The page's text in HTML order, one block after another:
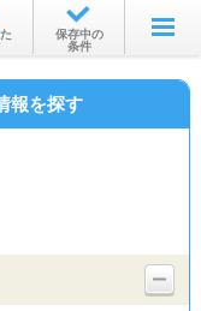
保存中の
条件
報を探す